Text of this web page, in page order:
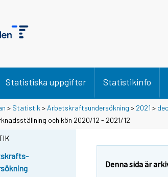
Statistiska uppgifter Statistikinfo
> Statistik > Arbetskraftsundersökning > 2021 >
och kön 2020/12 - 2021/12
Denna sida är